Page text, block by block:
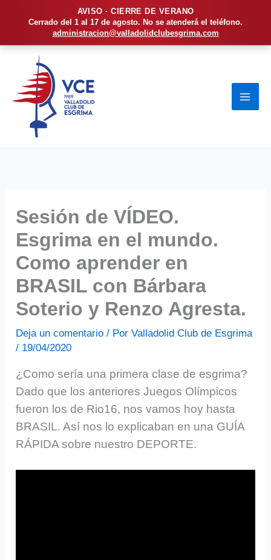
AVISO · CIERRE DE VERANO
Cerrado del 1 al 17 de agosto. No se atenderá el teléfono.
administracion@valladolidclubesgrima.com
contenido
Sesión de VÍDEO.
Esgrima en el mundo.
Como aprender en
BRASIL con Bárbara
Soterio y Renzo Agresta.
Deja un comentario / PorValladolid Club de Esgrima
/ 19/04/2020
¿Como sería una primera clase de esgrima?
Dado que los anteriores Juegos Olímpicos
fueron los de Rio16, nos vamos hoy hasta
BRASIL. Así nos lo explicaban en una GUÍA
RÁPIDA sobre nuestro DEPORTE.